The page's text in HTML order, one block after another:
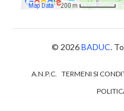
© 2026BADUC.
A.N.P.C. TERMENI SI